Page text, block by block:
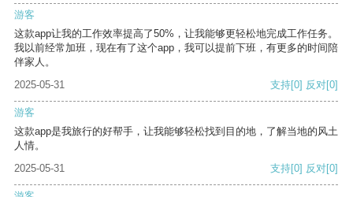
游客
这款app让我的工作效率提高了50%，让我能够更轻松地完成工作任务。
我以前经常加班，现在有了这个app，我可以提前下班，有更多的时间陪
伴家人。
2025-05-31
支持[0] 反对[0]
游客
这款app是我旅行的好帮手，让我能够轻松找到目的地，了解当地的风土
人情。
2025-05-31
支持[0] 反对[0]